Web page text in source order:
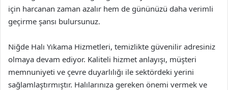
için harcanan zaman azalır hem de gününüzü daha verimli
geçirme şansı bulursunuz.
Niğde Halı Yıkama Hizmetleri, temizlikte güvenilir adresiniz
olmaya devam ediyor. Kaliteli hizmet anlayışı, müşteri
memnuniyeti ve çevre duyarlılığı ile sektördeki yerini
sağlamlaştırmıştır. Halılarınıza gereken önemi vermek ve